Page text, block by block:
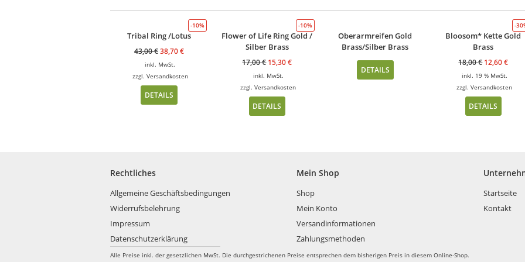
-10%
Tribal Ring /Lotus
43,00€38,70€
inkl. MwSt.
zzgl. Versandkosten
DETAILS
-10%
Flower of Life Ring Gold /
Silber Brass
17,00€ 15,30€
inkl. MwSt.
zzgl.Versandkosten
DETAILS
Oberarmreifen Gold
Brass/Silber Brass
DETAILS
-
Bloosom* Kette Gold
Brass
18,00€ 12,60€
inkl. 19 % MwSt.
zzgl.Versandkosten
DETAILS
Rechtliches
Allgemeine Geschäftsbedingungen
Widerrufsbelehrung
Impressum
Datenschutzerklärung
Mein Shop
Shop
Mein Konto
Versandinformationen
Zahlungsmethoden
Startseite
Kontakt
Alle Preise inkl. der gesetzlichen MwSt. Die durchgestrichenen Preise entsprechen dem bisherigen Preis in diesem Online-Shop.